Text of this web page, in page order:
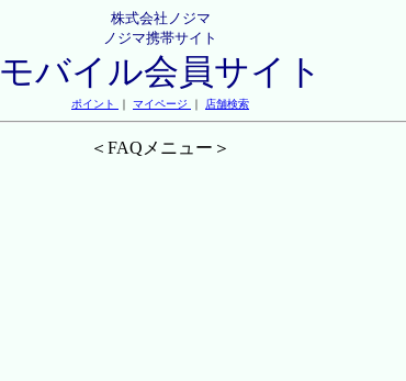
株式会社ノジマ
ノジマ携帯サイト
モバイル会員サイト
ポイント ｜ マイページ ｜ 店舗検索
＜FAQメニュー＞